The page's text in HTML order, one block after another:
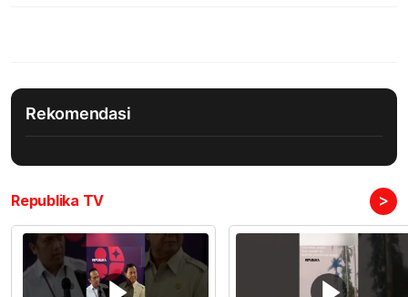
Rekomendasi
Republika TV >